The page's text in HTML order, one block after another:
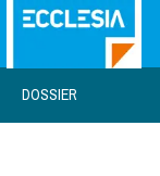
DOSSIER